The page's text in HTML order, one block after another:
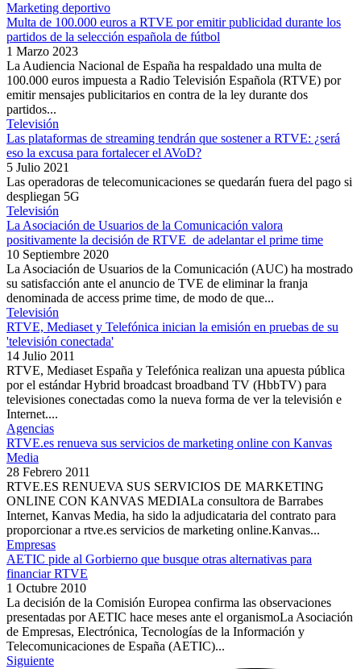
Marketing deportivo
Multa de 100.000 euros a RTVE por emitir publicidad durante los
partidos de la selección española de fútbol
1 Marzo 2023
La Audiencia Nacional de España ha respaldado una multa de
100.000 euros impuesta a Radio Televisión Española (RTVE) por
emitir mensajes publicitarios en contra de la ley durante dos
partidos...
Televisión
Las plataformas de streaming tendrán que sostener a RTVE: ¿será
eso la excusa para fortalecer el AVoD?
5 Julio 2021
Las operadoras de telecomunicaciones se quedarán fuera del pago si
despliegan 5G
Televisión
La Asociación de Usuarios de la Comunicación valora
positivamente la decisión de RTVE de adelantar el prime time
10 Septiembre 2020
La Asociación de Usuarios de la Comunicación (AUC) ha mostrado
su satisfacción ante el anuncio de TVE de eliminar la franja
denominada de access prime time, de modo de que...
Televisión
RTVE, Mediaset y Telefónica inician la emisión en pruebas de su
'televisión conectada'
14 Julio 2011
RTVE, Mediaset España y Telefónica realizan una apuesta pública
por el estándar Hybrid broadcast broadband TV (HbbTV) para
televisiones conectadas como la nueva forma de ver la televisión e
Internet....
Agencias
RTVE.es renueva sus servicios de marketing online con Kanvas
Media
28 Febrero 2011
RTVE.ES RENUEVA SUS SERVICIOS DE MARKETING
ONLINE CON KANVAS MEDIALa consultora de Barrabes
Internet, Kanvas Media, ha sido la adjudicataria del contrato para
proporcionar a rtve.es servicios de marketing online.Kanvas...
Empresas
AETIC pide al Gorbierno que busque otras alternativas para
financiar RTVE
1 Octubre 2010
La decisión de la Comisión Europea confirma las observaciones
presentadas por AETIC hace meses ante el organismoLa Asociación
de Empresas, Electrónica, Tecnologías de la Información y
Telecomunicaciones de España (AETIC)...
Siguiente